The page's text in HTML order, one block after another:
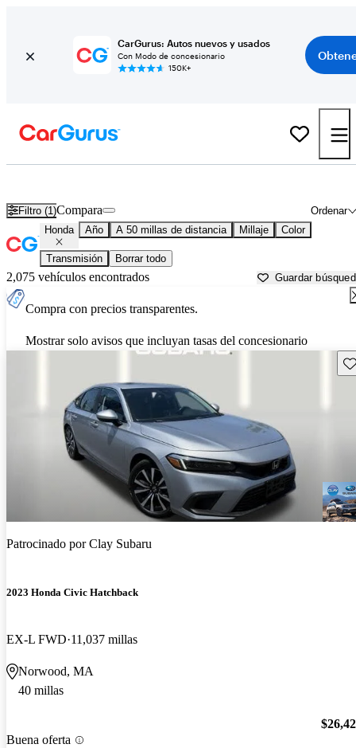
CarGurus: Autos nuevos y usados
Con Modo de concesionario
150K+
Filtro (1) Ordenar
Compara
Honda Año A 50 millas de distancia Millaje Color
Transmisión Borrar todo
2,075 vehículos encontrados Guardar
Compra con precios transparentes.
Mostrar solo avisos que incluyan tasas del concesionario
Patrocinado porClay Subaru
2023 Honda Civic Hatchback
EX-L FWD 11,037 millas
Norwood, MA
40 millas
Buena oferta